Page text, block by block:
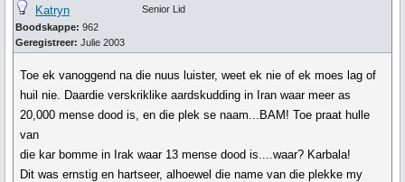
Katryn
Boodskappe: 962
Geregistreer: Julie 2003
Senior Lid
Toe ek vanoggend na die nuus luister, weet ek nie of ek moes lag of
huil nie. Daardie verskriklike aardskudding in Iran waar meer as
20,000 mense dood is, en die plek se naam...BAM! Toe praat hulle
van
die kar bomme in Irak waar 13 mense dood is....waar? Karbala!
Dit was ernstig en hartseer, alhoewel die name van die plekke my